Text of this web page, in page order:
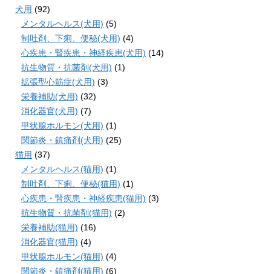
犬用 (92)
メンタルヘルス(犬用) (5)
制吐剤、下痢、便秘(犬用) (4)
心疾患・腎疾患・神経疾患(犬用) (14)
抗生物質・抗菌剤(犬用) (1)
拡張型心筋症(犬用) (3)
栄養補助(犬用) (32)
消化器官(犬用) (7)
甲状腺ホルモン(犬用) (1)
関節炎・鎮痛剤(犬用) (25)
猫用 (37)
メンタルヘルス(猫用) (1)
制吐剤、下痢、便秘(猫用) (1)
心疾患・腎疾患・神経疾患(猫用) (3)
抗生物質・抗菌剤(猫用) (2)
栄養補助(猫用) (16)
消化器官(猫用) (4)
甲状腺ホルモン(猫用) (4)
関節炎・鎮痛剤(猫用) (6)